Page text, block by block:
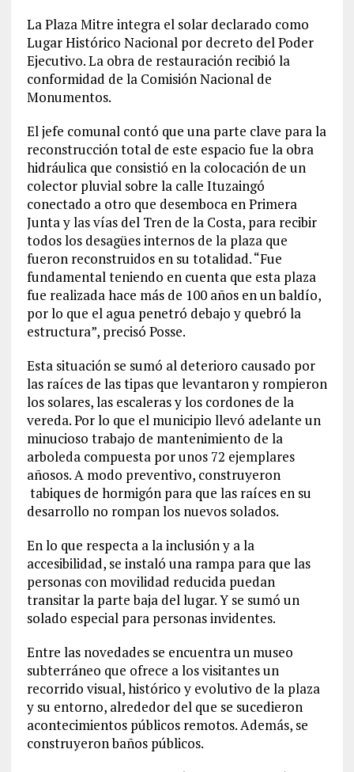
La Plaza Mitre integra el solar declarado como
Lugar Histórico Nacional por decreto del Poder
Ejecutivo. La obra de restauración recibió la
conformidad de la Comisión Nacional de
Monumentos.
El jefe comunal contó que una parte clave para la
reconstrucción total de este espacio fue la obra
hidráulica que consistió en la colocación de un
colector pluvial sobre la calle Ituzaingó
conectado a otro que desemboca en Primera
Junta y las vías del Tren de la Costa, para recibir
todos los desagües internos de la plaza que
fueron reconstruidos en su totalidad. “Fue
fundamental teniendo en cuenta que esta plaza
fue realizada hace más de 100 años en un baldío,
por lo que el agua penetró debajo y quebró la
estructura”, precisó Posse.
Esta situación se sumó al deterioro causado por
las raíces de las tipas que levantaron y rompieron
los solares, las escaleras y los cordones de la
vereda. Por lo que el municipio llevó adelante un
minucioso trabajo de mantenimiento de la
arboleda compuesta por unos 72 ejemplares
añosos. A modo preventivo, construyeron
tabiques de hormigón para que las raíces en su
desarrollo no rompan los nuevos solados.
En lo que respecta a la inclusión y a la
accesibilidad, se instaló una rampa para que las
personas con movilidad reducida puedan
transitar la parte baja del lugar. Y se sumó un
solado especial para personas invidentes.
Entre las novedades se encuentra un museo
subterráneo que ofrece a los visitantes un
recorrido visual, histórico y evolutivo de la plaza
y su entorno, alrededor del que se sucedieron
acontecimientos públicos remotos. Además, se
construyeron baños públicos.